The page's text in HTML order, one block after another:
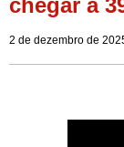
2 de dezembro de